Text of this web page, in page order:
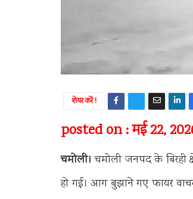
शेयर करें !
posted on : मई 22, 2026
चमोली। चमोली जनपद के बिरही
हो गई। आग बुझाने गए फायर